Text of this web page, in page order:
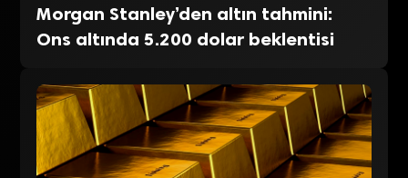
Morgan Stanley’den altın tahmini:
Ons altında 5.200 dolar beklentisi